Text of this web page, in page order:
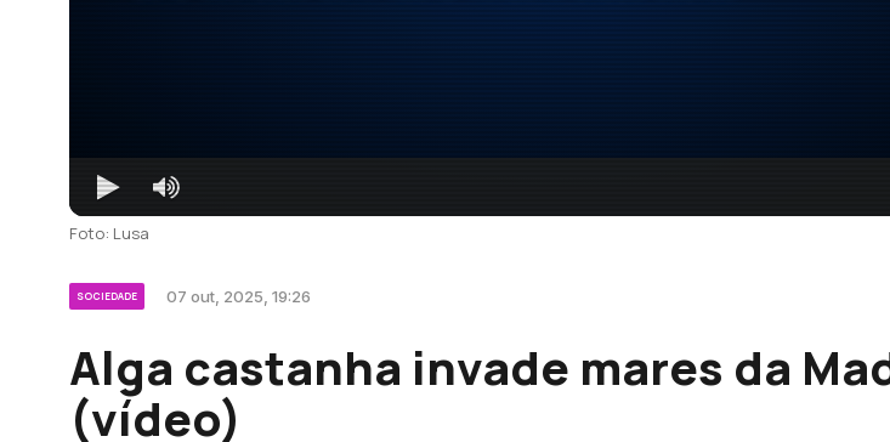
Foto: Lusa
SOCIEDADE 07 out, 2025, 19:26
Alga castanha invade mares da
(vídeo)